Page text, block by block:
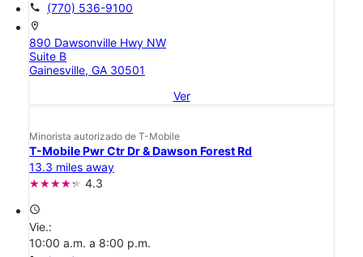
call (770) 536-9100
location_on
890 Dawsonville Hwy NW
Suite B
Gainesville, GA 30501
Ver
Minorista autorizado de T-Mobile
T-Mobile Pwr Ctr Dr & Dawson Forest Rd
13.3 miles away
4.3
access_time
Vie.:
10:00 a.m. a 8:00 p.m.